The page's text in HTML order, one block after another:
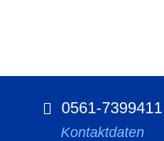
0561-7399411
Kontaktdaten